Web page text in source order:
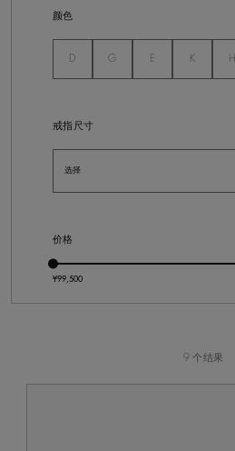
颜色
D未选 G未选 E K未选 H
戒指尺寸
价格
9 个结果